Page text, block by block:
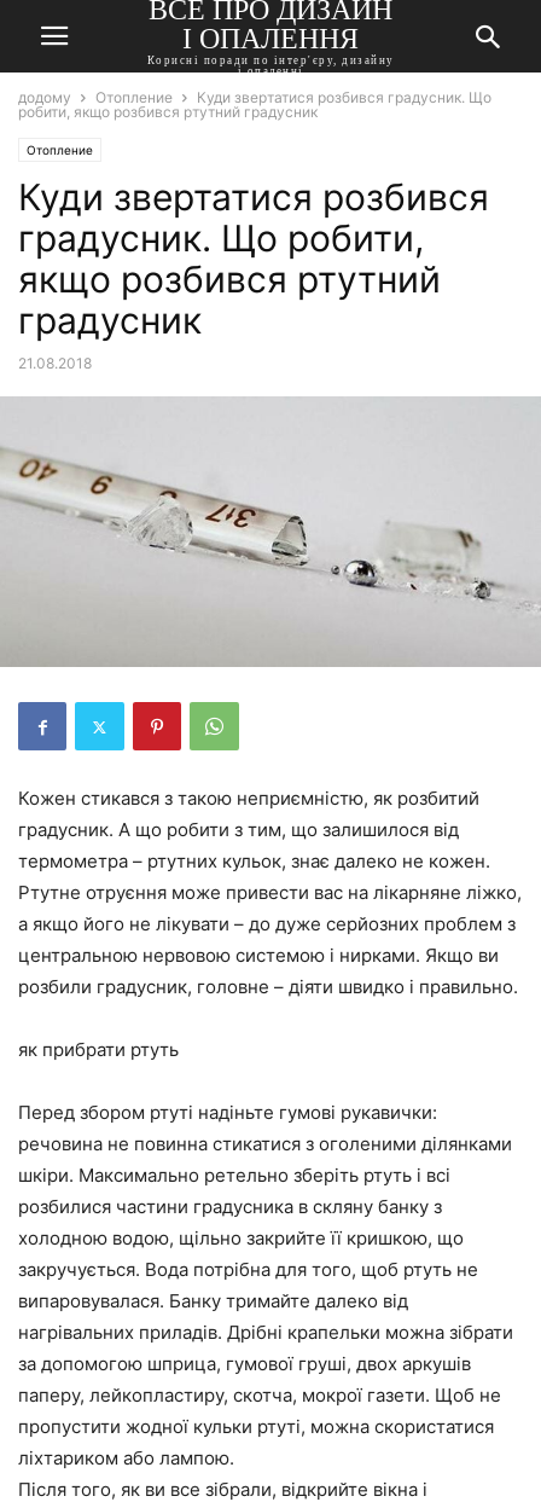
ВСЕ ПРО ДИЗАЙН
І ОПАЛЕННЯ
Корисні поради по інтер'єру, дизайну
і опаленні
додому Отопление
Куди звертатися розбився градусник. Що
робити, якщо розбився ртутний градусник
Отопление
Куди звертатися розбився
градусник. Що робити,
якщо розбився ртутний
градусник
21.08.2018
Кожен стикався з такою неприємністю, як розбитий
градусник. А що робити з тим, що залишилося від
термометра – ртутних кульок, знає далеко не кожен.
Ртутне отруєння може привести вас на лікарняне ліжко,
а якщо його не лікувати – до дуже серйозних проблем з
центральною нервовою системою і нирками. Якщо ви
розбили градусник, головне – діяти швидко і правильно.
як прибрати ртуть
Перед збором ртуті надіньте гумові рукавички:
речовина не повинна стикатися з оголеними ділянками
шкіри. Максимально ретельно зберіть ртуть і всі
розбилися частини градусника в скляну банку з
холодною водою, щільно закрийте її кришкою, що
закручується. Вода потрібна для того, щоб ртуть не
випаровувалася. Банку тримайте далеко від
нагрівальних приладів. Дрібні крапельки можна зібрати
за допомогою шприца, гумової груші, двох аркушів
паперу, лейкопластиру, скотча, мокрої газети. Щоб не
пропустити жодної кульки ртуті, можна скористатися
ліхтариком або лампою.
Після того, як ви все зібрали, відкрийте вікна і